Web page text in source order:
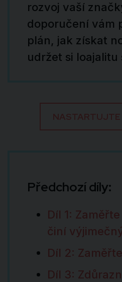
rozvoj vaší
doporučení vám
plán, jak získat
udržet si
Předchozí díly:
Díl 1:
činí
Díl 2:
Díl 3: